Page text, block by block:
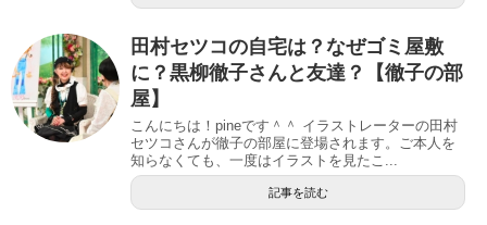
田村セツコの自宅は？なぜゴミ屋敷
に？黒柳徹子さんと友達？【徹子の部
屋】
こんにちは！pineです＾＾ イラストレーターの田村
セツコさんが徹子の部屋に登場されます。ご本人を
知らなくても、一度はイラストを見たこ...
記事を読む